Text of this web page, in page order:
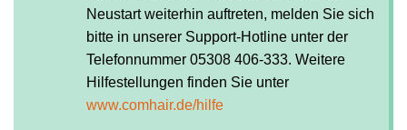
Neustart weiterhin auftreten, melden Sie sich
bitte in unserer Support-Hotline unter der
Telefonnummer 05308 406-333. Weitere
Hilfestellungen finden Sie unter
www.comhair.de/hilfe